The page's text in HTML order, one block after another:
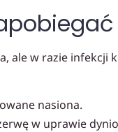
ale w razie infekcji
nasiona.
w uprawie